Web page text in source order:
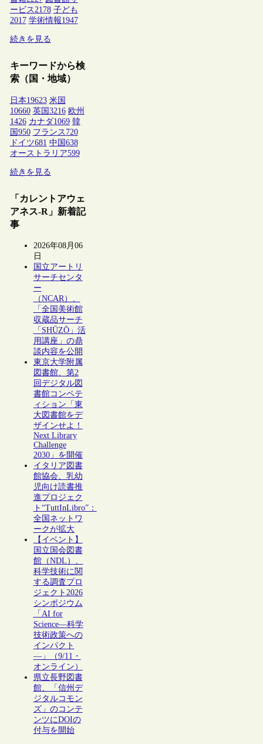
ービス2178 子ども
2017 学術情報1947
続きを見る
キーワードから検
索（国・地域）
日本19623 米国
10660 英国3216 欧州
1426 カナダ1069 韓
国950 フランス 720
ドイツ681 中国638
オーストラリア599
続きを見る
「カレントアウェ
アネス-R」新着記
事
2026年08月06
日
国立アートリ
サーチセンタ
ー
（NCAR）、
「全国美術館
収蔵品サーチ
「SHŪZŌ」活
用講座」の鼎
談内容を公開
東京大学附属
図書館、第2
回デジタル図
書館コンペテ
ィション「東
大図書館をデ
ザインせよ！
Next Library
Challenge
2030」を開催
イタリア図書
館協会、乳幼
児向け読書推
進プロジェク
ト“TuttInLibro”：
全国ネットワ
ークが拡大
【イベント】
国立国会図書
館（NDL）、
科学技術に関
する調査プロ
ジェクト2026
シンポジウム
「AI for
Science―科学
技術政策への
インパクト
―」（9/11・
オンライン）
県立長野図書
館、「信州デ
ジタルコモン
ズ」のコンテ
ンツにDOIの
付与を開始